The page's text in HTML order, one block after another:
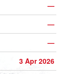
—
—
—
3 Apr 2026